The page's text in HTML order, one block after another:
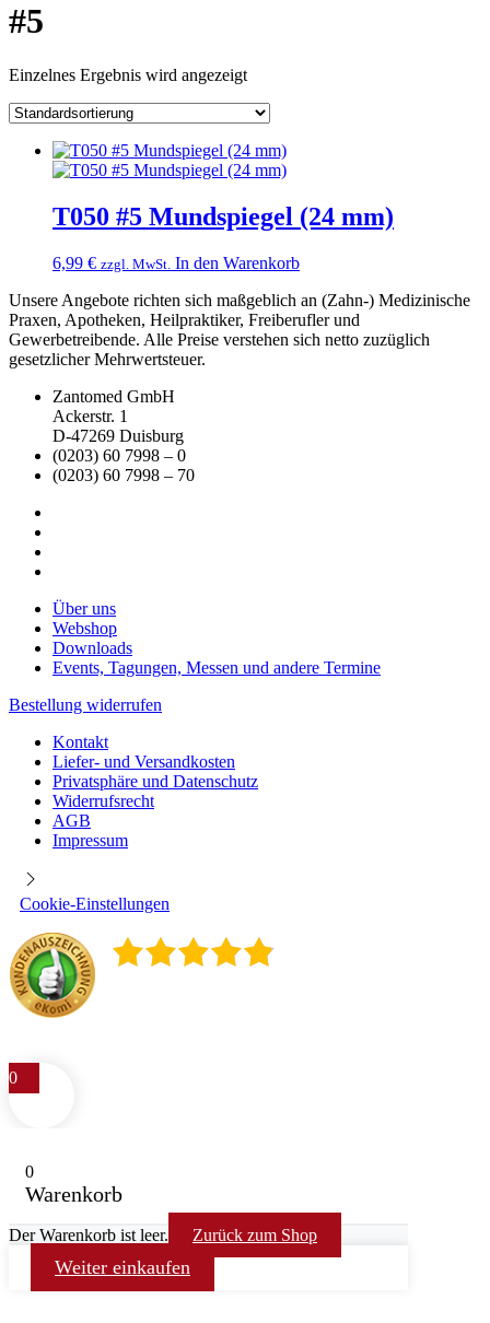
#5
Einzelnes Ergebnis wird angezeigt
T050 #5 Mundspiegel (24 mm)
6,99 € zzgl. MwSt. In den Warenkorb
Unsere Angebote richten sich maßgeblich an (Zahn-) Medizinische
Praxen, Apotheken, Heilpraktiker, Freiberufler und
Gewerbetreibende. Alle Preise verstehen sich netto zuzüglich
gesetzlicher Mehrwertsteuer.
Zantomed GmbH
Ackerstr. 1
D-47269 Duisburg
(0203) 60 7998 – 0
(0203) 60 7998 – 70
Über uns
Webshop
Downloads
Events, Tagungen, Messen und andere Termine
Bestellung widerrufen
Kontakt
Liefer- und Versandkosten
Privatsphäre und Datenschutz
Widerrufsrecht
AGB
Impressum
Cookie-Einstellungen
0
0
Warenkorb
Der Warenkorb ist leer. Zurück zum Shop
Weiter einkaufen